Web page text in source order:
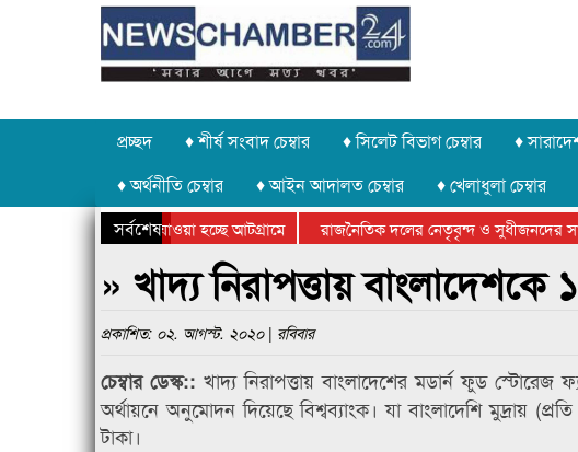
প্রচ্ছদ ♦ শীর্ষ সংবাদ চেম্বার ♦ সিলেট বিভাগ চেম্বার ♦
♦ অর্থনীতি চেম্বার
♦ আইন আদালত চেম্বার ♦ খেলাধুলা চেম্বার
সর্বশেষ
চুরি করে নিয়ে যাওয়া হচ্ছে আটগ্রামে রাজনৈতিক দলের নেতৃবৃন্দ ও সুধীজনদের
ক্রীড়া প্রতিযোগিতার পুরস্কার বিতরণ সম্পন্ন
সিলেটে বাংলাদেশ গ্রুপ থিয়েটার
» খাদ্য নিরাপত্তায়
প্রকাশিত: ০২. আগস্ট. ২০২০ | রবিবার
চেম্বার ডেস্ক:: খাদ্য নিরাপত্তায় বাংলাদেশের মডার্ন ফুড স্টোরেজ
অর্থায়নে অনুমোদন দিয়েছে বিশ্বব্যাংক। যা বাংলাদেশি মুদ্রায়
টাকা।